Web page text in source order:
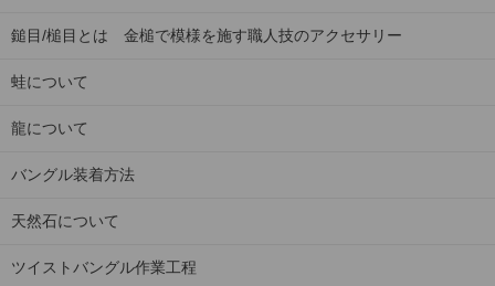
鎚目/槌目とは 金槌で模様を施す職人技のアクセサリー
蛙について
龍について
バングル装着方法
天然石について
ツイストバングル作業工程